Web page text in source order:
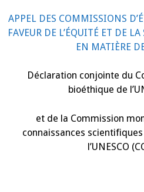
vaccins
APPEL DES COMMISSIONS
FAVEUR DE L’ÉQUITÉ ET DE
EN MATIÈRE
Déclaration conjointe du
bioéthique de
et de la Commission
connaissances
l’UNESCO